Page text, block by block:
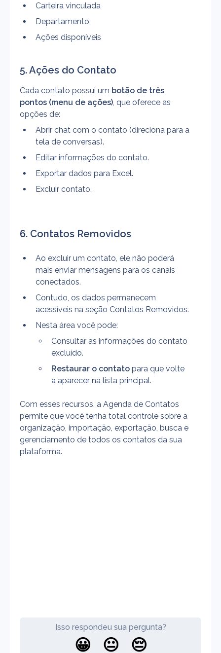
Carteira vinculada
Departamento
Ações disponíveis
5. Ações do Contato
Cada contato possui um botão de três
pontos (menu de ações), que oferece as
opções de:
Abrir chat com o contato (direciona para a
tela de conversas).
Editar informações do contato.
Exportar dados para Excel.
Excluir contato.
6. Contatos Removidos
Ao excluir um contato, ele não poderá
mais enviar mensagens para os canais
conectados.
Contudo, os dados permanecem
acessíveis na seção Contatos Removidos.
Nesta área você pode:
Consultar as informações do contato
excluído.
Restaurar o contato para que volte
a aparecer na lista principal.
Com esses recursos, a Agenda de Contatos
permite que você tenha total controle sobre a
organização, importação, exportação, busca e
gerenciamento de todos os contatos da sua
plataforma.
Isso respondeu sua pergunta?
😀 😐 😔